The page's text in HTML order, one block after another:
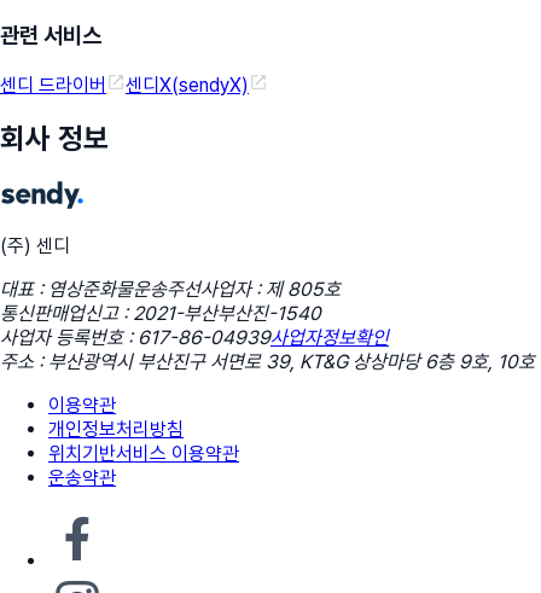
관련 서비스
센디 드라이버 센디X(sendyX)
회사 정보
(주) 센디
대표 : 염상준화물운송주선사업자 : 제 805호
통신판매업신고 : 2021-부산부산진-1540
사업자 등록번호 : 617-86-04939사업자정보확인
주소 : 부산광역시 부산진구 서면로 39, KT&G 상상마당 6층 9호, 10호
이용약관
개인정보처리방침
위치기반서비스 이용약관
운송약관